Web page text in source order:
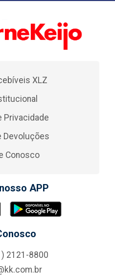
XLZ
Privacidade
Devoluções
Conosco
APP
2121-8800